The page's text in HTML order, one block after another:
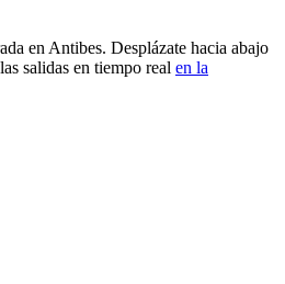
en Antibes. Desplázate hacia abajo
salidas en tiempo real en la